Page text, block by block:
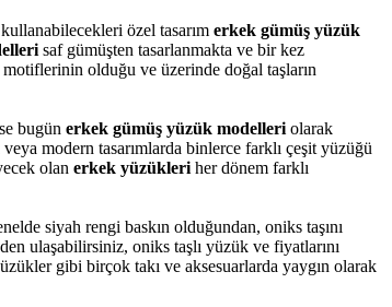
özel tasarım erkek gümüş yüzük
saf gümüşten tasarlanmakta ve bir kez
olduğu ve üzerinde doğal taşların
bugün erkek gümüş yüzük modelleri olarak
modern tasarımlarda binlerce farklı çeşit yüzüğü
olan erkek yüzükleri her dönem farklı
siyah rengi baskın olduğundan, oniks taşını
ulaşabilirsiniz, oniks taşlı yüzük ve fiyatlarını
gibi birçok takı ve aksesuarlarda yaygın olarak